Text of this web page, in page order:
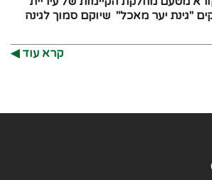
"גינת יער מאכל" שיוקם סמוך לגינה
קרא עוד ◀︎